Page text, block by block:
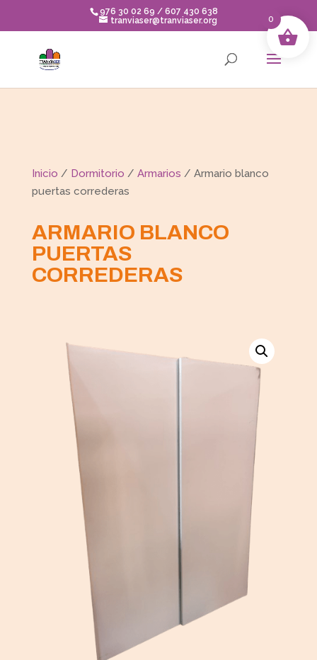
content
976 30 02 69 / 607 430 638
tranviaser@tranviaser.org
Inicio / Dormitorio / Armarios / Armario blanco
puertas correderas
ARMARIO BLANCO
PUERTAS
CORREDERAS
0